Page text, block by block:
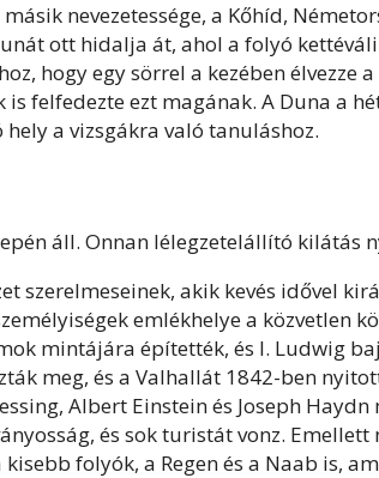
nevezetessége, a Kőhíd,
ott hidalja át, ahol a folyó
hogy egy sörrel a kezében élvezze
felfedezte ezt magának. A Duna a
a vizsgákra való tanuláshoz.
áll. Onnan lélegzetelállító kilátás
szerelmeseinek, akik kevés idővel
emlékhelye a közvetlen
mintájára építették, és I. Ludwig
meg, és a Valhallát 1842-ben
Albert Einstein és Joseph
és sok turistát vonz. Emellett
folyók, a Regen és a Naab is,